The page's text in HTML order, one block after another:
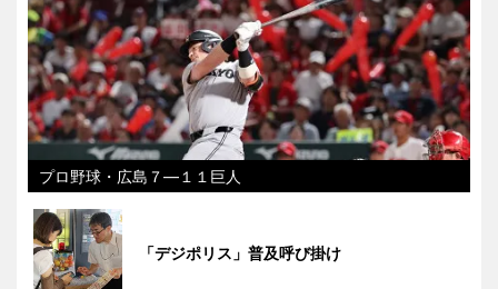
プロ野球・広島７―１１巨人
「デジポリス」普及呼び掛け